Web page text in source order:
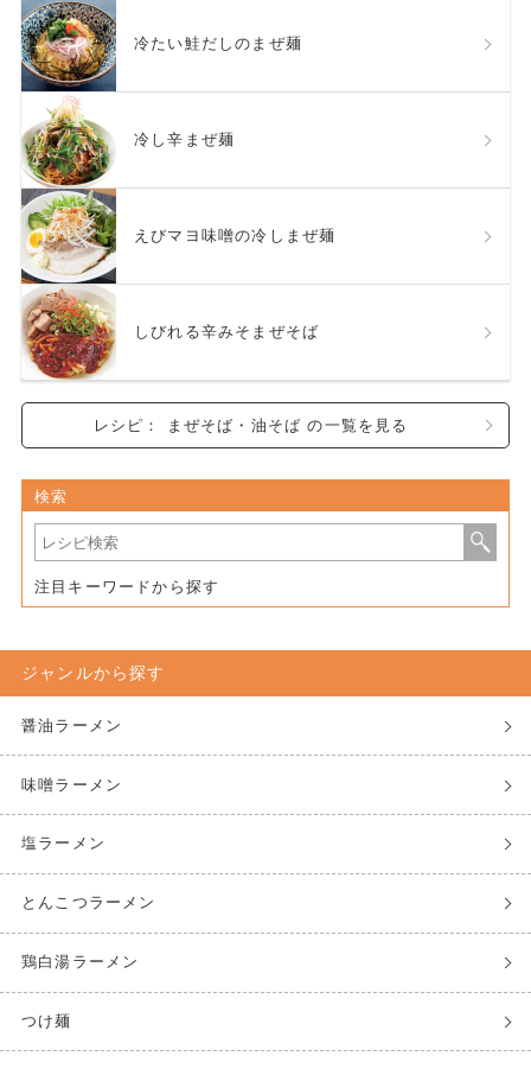
冷たい鮭だしのまぜ麺
冷し辛まぜ麺
えびマヨ味噌の冷しまぜ麺
しびれる辛みそまぜそば
レシピ： まぜそば・油そば の一覧を見る
検索
注目キーワードから探す
ジャンルから探す
醤油ラーメン
味噌ラーメン
塩ラーメン
とんこつラーメン
鶏白湯ラーメン
つけ麺